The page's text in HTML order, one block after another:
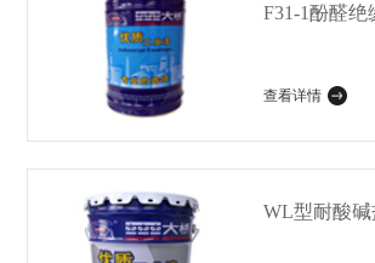
F31-1酚醛绝
查看详情
WL型耐酸